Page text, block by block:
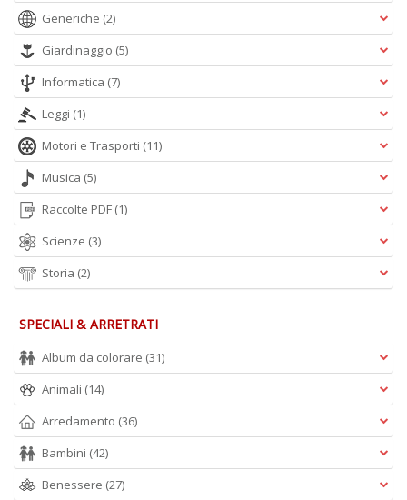
Generiche (2)
Giardinaggio (5)
Informatica (7)
Leggi (1)
Motori e Trasporti (11)
Musica (5)
Raccolte PDF (1)
Scienze (3)
Storia (2)
SPECIALI & ARRETRATI
Album da colorare (31)
Animali (14)
Arredamento (36)
Bambini (42)
Benessere (27)